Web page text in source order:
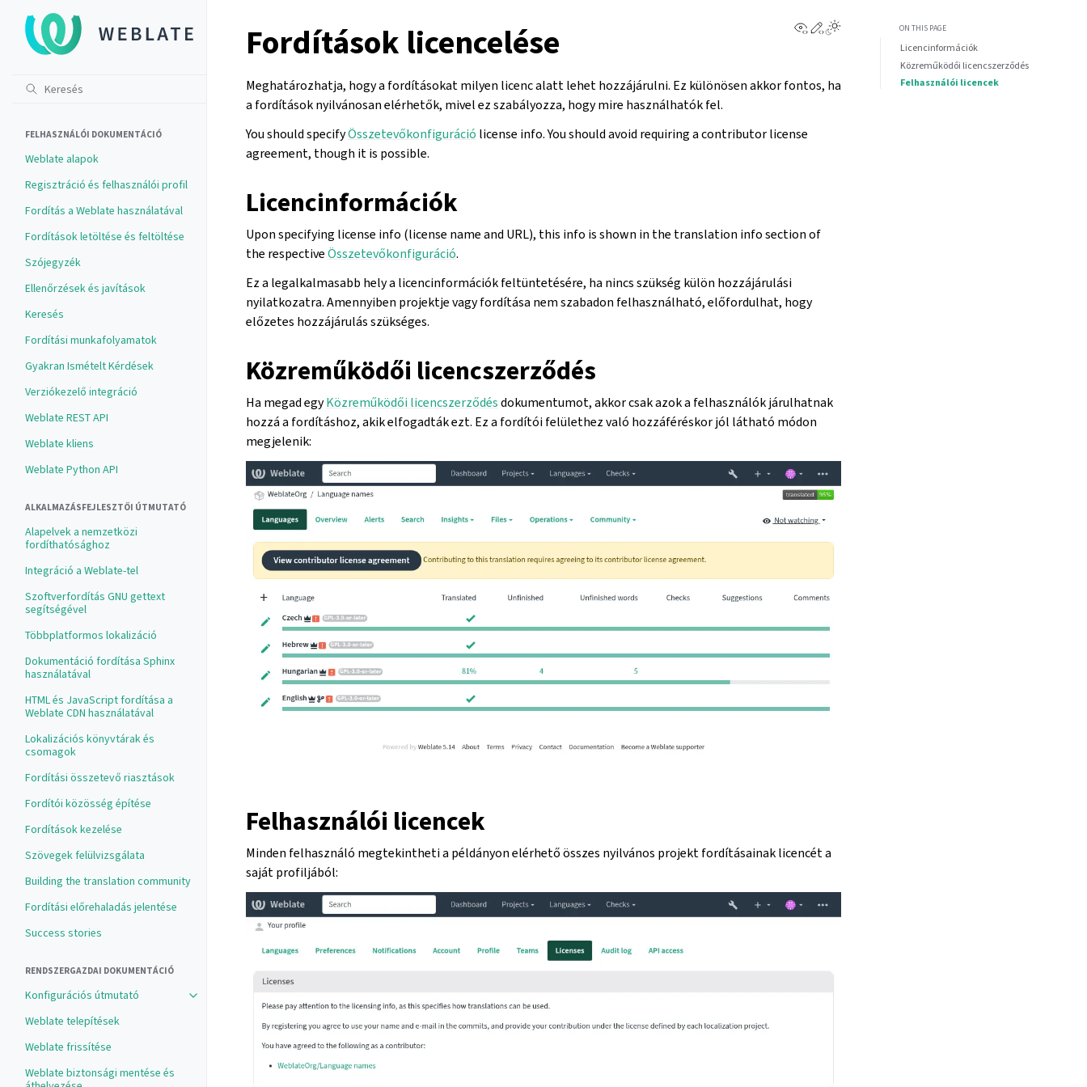
FELHASZNÁLÓI DOKUMENTÁCIÓ
Weblate alapok
Regisztráció és felhasználói profil
Fordítás a Weblate használatával
Fordítások letöltése és feltöltése
Szójegyzék
Ellenőrzések és javítások
Keresés
Fordítási munkafolyamatok
Gyakran Ismételt Kérdések
Verziókezelő integráció
Weblate REST API
Weblate kliens
Weblate Python API
ALKALMAZÁSFEJLESZTŐI ÚTMUTATÓ
Alapelvek a nemzetközi
fordíthatósághoz
Integráció a Weblate-tel
Szoftverfordítás GNU gettext
segítségével
Többplatformos lokalizáció
Dokumentáció fordítása Sphinx
használatával
HTML és JavaScript fordítása a
Weblate CDN használatával
Lokalizációs könyvtárak és
csomagok
Fordítási összetevő riasztások
Fordítói közösség építése
Fordítások kezelése
Szövegek felülvizsgálata
Building the translation community
Fordítási előrehaladás jelentése
Success stories
RENDSZERGAZDAI DOKUMENTÁCIÓ
Konfigurációs útmutató
Weblate telepítések
Weblate frissítése
Weblate biztonsági mentése és
View this page
Edit this page
Fordítások licencelése
Meghatározhatja, hogy a fordításokat milyen licenc alatt lehet hozzájárulni. Ez különösen akkor fontos, ha
a fordítások nyilvánosan elérhetők, mivel ez szabályozza, hogy mire használhatók fel.
You should specifyÖsszetevőkonfiguráció license info. You should avoid requiring a contributor license
agreement, though it is possible.
Licencinformációk
Upon specifying license info (license name and URL), this info is shown in the translation info section of
the respectiveÖsszetevőkonfiguráció.
Ez a legalkalmasabb hely a licencinformációk feltüntetésére, ha nincs szükség külön hozzájárulási
nyilatkozatra. Amennyiben projektje vagy fordítása nem szabadon felhasználható, előfordulhat, hogy
előzetes hozzájárulás szükséges.
Közreműködői licencszerződés
Ha megad egyKözreműködői licencszerződésdokumentumot, akkor csak azok a felhasználók járulhatnak
hozzá a fordításhoz, akik elfogadták ezt. Ez a fordítói felülethez való hozzáféréskor jól látható módon
megjelenik:
Felhasználói licencek
Minden felhasználó megtekintheti a példányon elérhető összes nyilvános projekt fordításainak licencét a
saját profiljából:
ON THIS PAGE
Licencinformációk
Közreműködői licencszerződés
Felhasználói licencek